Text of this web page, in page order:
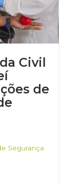
Civil
de
Segurança